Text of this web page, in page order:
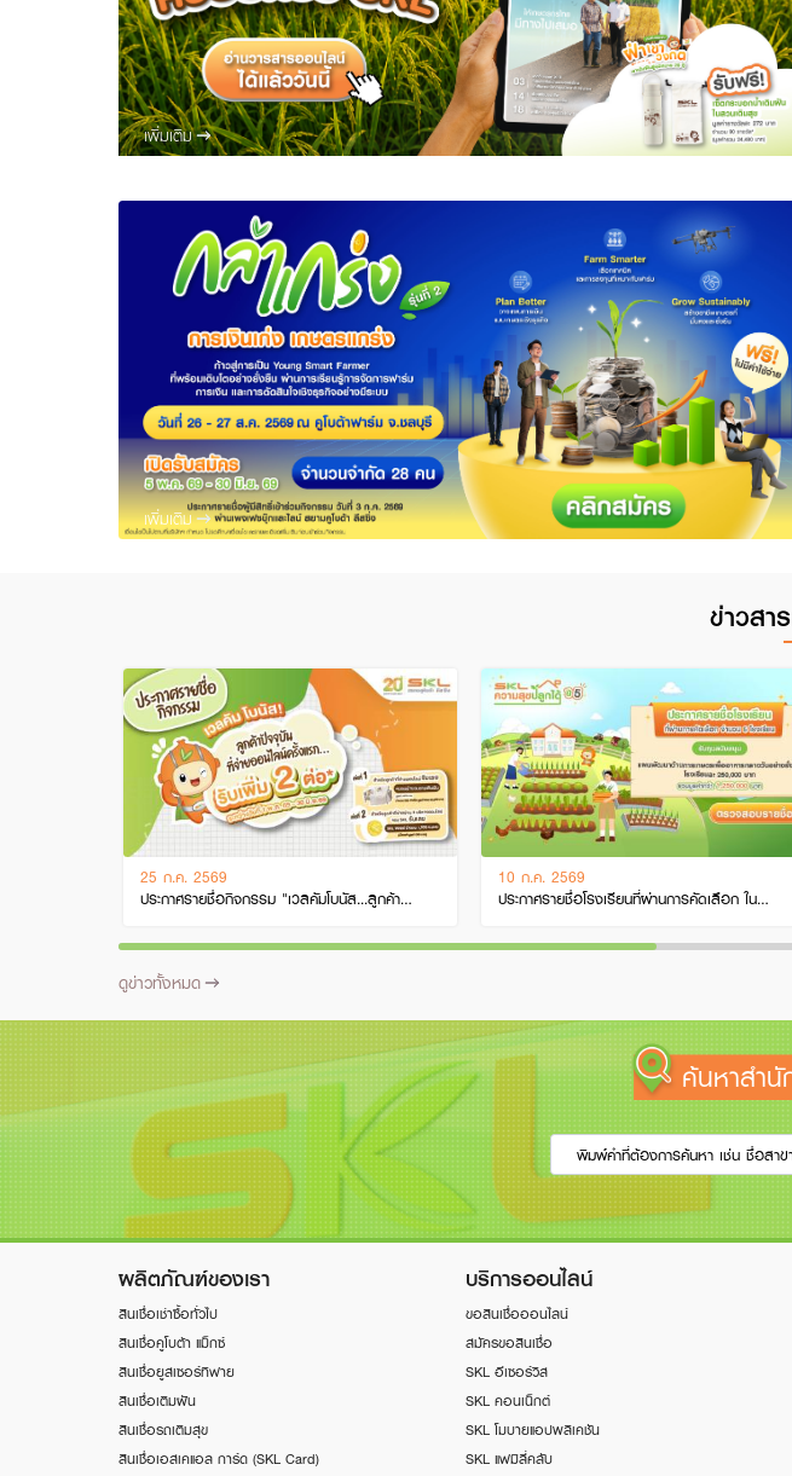
เพิ่มเติม
เพิ่มเติม
ข่าวสา
25 ก.ค. 2569
ประกาศรายชื่อกิจกรรม "เวลคัมโบนัส...ลูกค้า
10 ก.ค. 2569
ประกาศรายชื่อโรงเรียนที่ผ่านการคัดเลือก ใน
ดูข่าวทั้งหมด
ค้นหาสำ
ผลิตภัณฑ์ของเรา
สินเชื่อเช่าซื้อทั่วไป
สินเชื่อคูโบต้า แม็กซ์
สินเชื่อยูสเซอร์ทิฟาย
สินเชื่อเติมฝัน
สินเชื่อรถเติมสุข
สินเชื่อเอสเคแอล การ์ด (SKL Card)
บริการออนไลน์
ขอสินเชื่อออนไลน์
สมัครขอสินเชื่อ
SKL อีเซอร์วิส
SKL คอนเน็กต์
SKL โมบายแอปพลิเคชัน
SKL แฟมิลี่คลับ